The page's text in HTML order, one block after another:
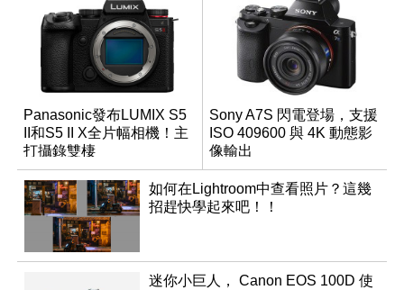
Panasonic發布LUMIX S5
II和S5 II X全片幅相機！主
打攝錄雙棲
Sony A7S 閃電登場，支援
ISO 409600 與 4K 動態影
像輸出
如何在Lightroom中查看照片？這幾
招趕快學起來吧！！
迷你小巨人， Canon EOS 100D 使